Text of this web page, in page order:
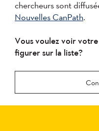
chercheurs sont
Nouvelles CanPath.
Vous voulez voir
figurer sur la liste?